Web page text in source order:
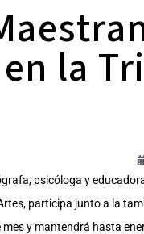
en la
psicóloga y
participa junto a la
mes y mantendrá hasta